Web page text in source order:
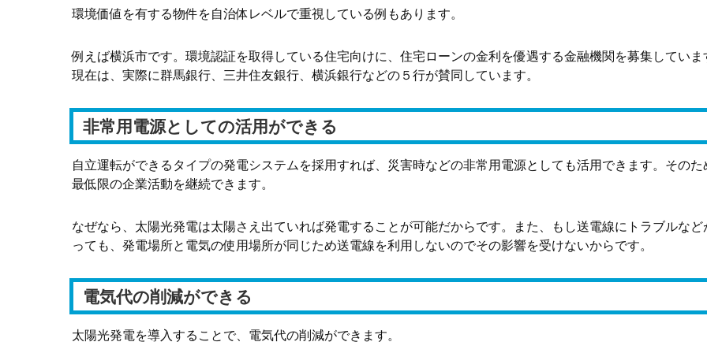
環境価値を有する物件を自治体レベルで重視している例もあります。
例えば横浜市です。環境認証を取得している住宅向けに、住宅ローンの金利を優遇する金融機関を募集していま
現在は、実際に群馬銀行、三井住友銀行、横浜銀行などの５行が賛同しています。
非常用電源としての活用ができる
自立運転ができるタイプの発電システムを採用すれば、災害時などの非常用電源としても活用できます。そのた
最低限の企業活動を継続できます。
なぜなら、太陽光発電は太陽さえ出ていれば発電することが可能だからです。また、もし送電線にトラブルなど
っても、発電場所と電気の使用場所が同じため送電線を利用しないのでその影響を受けないからです。
電気代の削減ができる
太陽光発電を導入することで、電気代の削減ができます。